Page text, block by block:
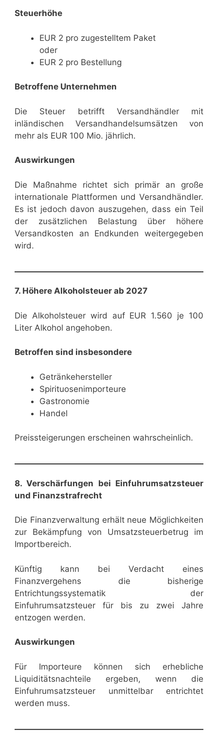
Steuerhöhe
EUR 2 pro zugestelltem Paket
oder
EUR 2 pro Bestellung
Betroffene Unternehmen
Die Steuer betrifft Versandhändler mit
inländischen Versandhandelsumsätzen von
mehr als EUR 100 Mio. jährlich.
Auswirkungen
Die Maßnahme richtet sich primär an große
internationale Plattformen und Versandhändler.
Es ist jedoch davon auszugehen, dass ein Teil
der zusätzlichen Belastung über höhere
Versandkosten an Endkunden weitergegeben
wird.
7. Höhere Alkoholsteuer ab 2027
Die Alkoholsteuer wird auf EUR 1.560 je 100
Liter Alkohol angehoben.
Betroffen sind insbesondere
Getränkehersteller
Spirituosenimporteure
Gastronomie
Handel
Preissteigerungen erscheinen wahrscheinlich.
8. Verschärfungen bei Einfuhrumsatzsteuer
und Finanzstrafrecht
Die Finanzverwaltung erhält neue Möglichkeiten
zur Bekämpfung von Umsatzsteuerbetrug im
Importbereich.
Künftig kann bei Verdacht eines
Finanzvergehens die bisherige
Entrichtungssystematik der
Einfuhrumsatzsteuer für bis zu zwei Jahre
entzogen werden.
Auswirkungen
Für Importeure können sich erhebliche
Liquiditätsnachteile ergeben, wenn die
Einfuhrumsatzsteuer unmittelbar entrichtet
werden muss.